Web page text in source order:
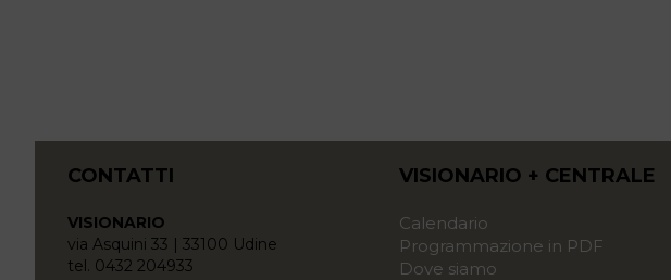
CONTATTI
VISIONARIO
via Asquini 33 | 33100 Udine
tel. 0432 204933
VISIONARIO + CENTRALE
Calendario
Programmazione in PDF
Dove siamo